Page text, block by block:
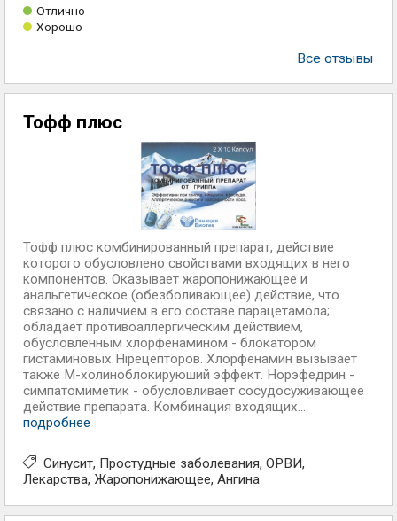
Отлично
Хорошо
Все отзывы
Тофф плюс
Тофф плюс комбинированный препарат, действие
которого обусловлено свойствами входящих в него
компонентов. Оказывает жаропонижающее и
анальгетическое (обезболивающее) действие, что
связано с наличием в его составе парацетамола;
обладает противоаллергическим действием,
обусловленным хлорфенамином - блокатором
гистаминовых Hiрецепторов. Хлорфенамин вызывает
также М-холиноблокируюший эффект. Норэфедрин -
симпатомиметик - обусловливает сосудосуживающее
действие препарата. Комбинация входящих...
подробнее
Синусит Простудные заболевания ОРВИ
Лекарства Жаропонижающее Ангина